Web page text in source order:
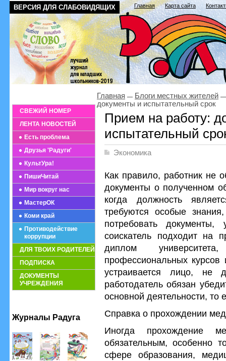
ВЕРСИЯ ДЛЯ СЛАБОВИДЯЩИХ Главная Карта сайта
СВЕЖИЙ НОМЕР
ЛЕНТА НОВОСТЕЙ
Есть проблема
Друзья 'Радуги'
КультУра!
ПишиЧитай
Мир вокруг нас
МастерОК
Коми край
Противодействие
коррупции
ДЛЯ ТВОИХ РОДИТЕЛЕЙ
ПОДПИСКА
ДОКУМЕНТЫ
УЧРЕЖДЕНИЯ
Журналы Радуга
Главная
Блоги местных жителей
документы и испытательный срок
Прием на работу:
испытательный
Экономика
Как правило, работник не
документы о полученном
когда должность
требуются особые
потребовать
соискатель подходит на
диплом
профессиональных
устраивается лицо, не
работодатель обязан
основной деятельности, то
Справка о прохождении
Иногда прохождение
обязательным, особенно
сфере образования,